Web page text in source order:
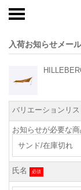
入荷お知らせメー
バリエーションリス
お知らせが必要な
氏名 必須